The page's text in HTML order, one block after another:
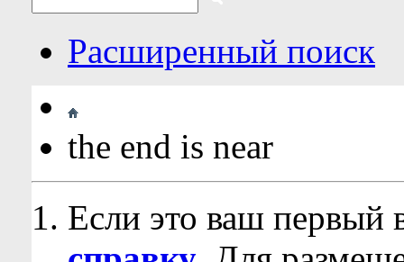
Расширенный поиск
the end is near
Если это ваш первый